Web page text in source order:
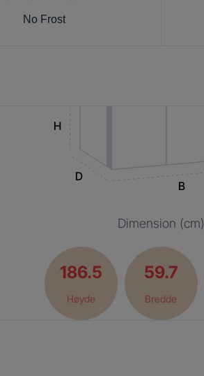
No Frost
H
D
B
Dimension (cm)
186.5
Høyde
59.7
Bredde